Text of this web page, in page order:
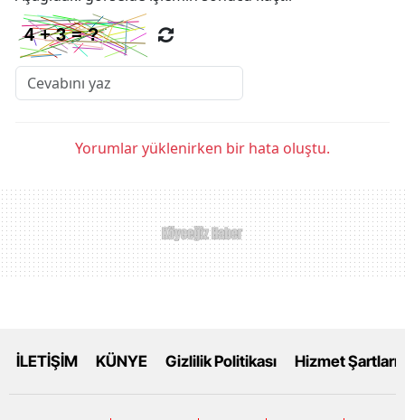
Yorumlar yüklenirken bir hata oluştu.
İLETİŞİM KÜNYE Gizlilik Politikası Hizmet Şartları